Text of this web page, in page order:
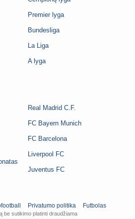
Premier lyga
Bundesliga
La Liga
A lyga
Real Madrid C.F.
FC Bayern Munich
FC Barcelona
Liverpool FC
Juventus FC
Privatumo politika Futbolas
be sutikimo platinti draudžiama